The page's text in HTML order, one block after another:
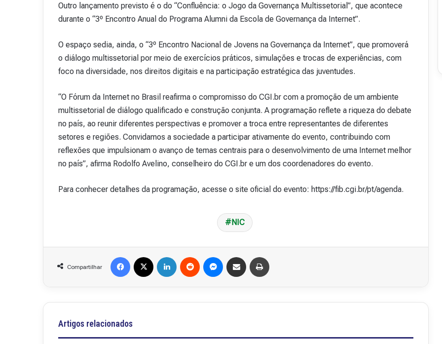
Outro lançamento previsto é o do “Confluência: o Jogo da Governança Multissetorial”, que acontece
durante o “3º Encontro Anual do Programa Alumni da Escola de Governança da Internet”.
O espaço sedia, ainda, o “3º Encontro Nacional de Jovens na Governança da Internet”, que promoverá
o diálogo multissetorial por meio de exercícios práticos, simulações e trocas de experiências, com
foco na diversidade, nos direitos digitais e na participação estratégica das juventudes.
“O Fórum da Internet no Brasil reafirma o compromisso do CGI.br com a promoção de um ambiente
multissetorial de diálogo qualificado e construção conjunta. A programação reflete a riqueza do debate
no país, ao reunir diferentes perspectivas e promover a troca entre representantes de diferentes
setores e regiões. Convidamos a sociedade a participar ativamente do evento, contribuindo com
reflexões que impulsionam o avanço de temas centrais para o desenvolvimento de uma Internet melhor
no país”, afirma Rodolfo Avelino, conselheiro do CGI.br e um dos coordenadores do evento.
Para conhecer detalhes da programação, acesse o site oficial do evento: https://fib.cgi.br/pt/agenda.
NIC
Compartilhar
Facebook Linkedin Reddit Messenger
Compartilhar via e-mail
Artigos relacionados